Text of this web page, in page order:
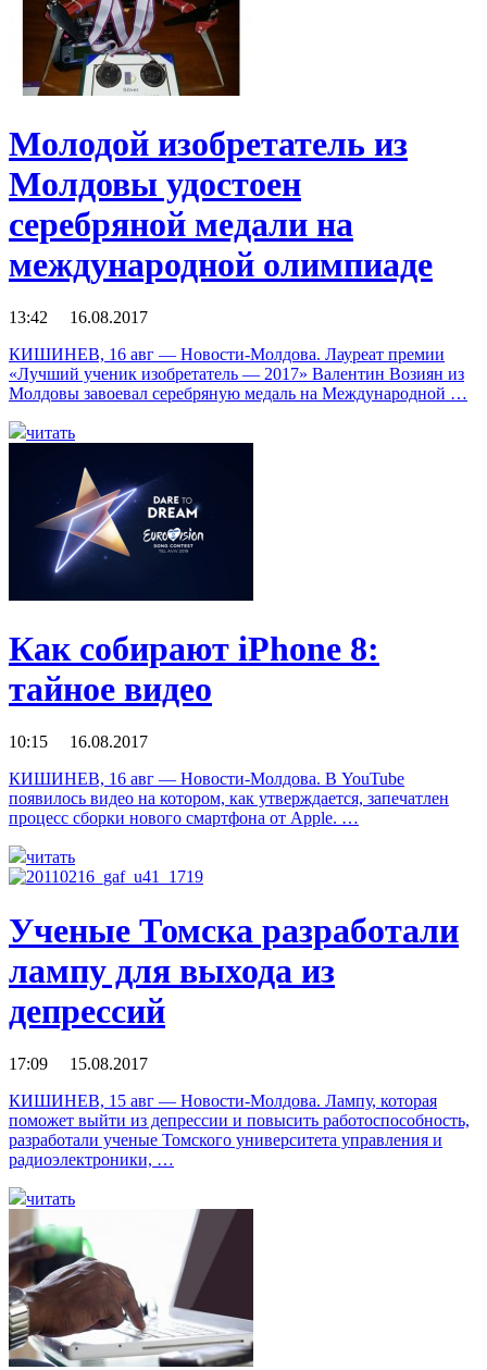
Молодой изобретатель из
Молдовы удостоен
серебряной медали на
международной олимпиаде
13:42 16.08.2017
КИШИНЕВ, 16 авг — Новости-Молдова. Лауреат премии
«Лучший ученик изобретатель — 2017» Валентин Возиян из
Молдовы завоевал серебряную медаль на Международной …
читать
Как собирают iPhone 8:
тайное видео
10:15 16.08.2017
КИШИНЕВ, 16 авг — Новости-Молдова. В YouTube
появилось видео на котором, как утверждается, запечатлен
процесс сборки нового смартфона от Apple. …
читать
Ученые Томска разработали
лампу для выхода из
депрессий
17:09 15.08.2017
КИШИНЕВ, 15 авг — Новости-Молдова. Лампу, которая
поможет выйти из депрессии и повысить работоспособность,
разработали ученые Томского университета управления и
радиоэлектроники, …
читать